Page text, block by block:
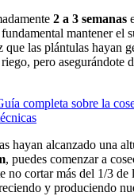
2 a 3 semanas
mantener el
que las plántulas hayan
pero asegurándote
completa sobre la
hayan alcanzado una
, puedes comenzar a
no cortar más del 1/3 de
y produciendo